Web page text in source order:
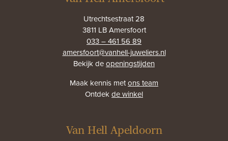
Utrechtsestraat 28
3811 LB Amersfoort
033 – 461 56 89
amersfoort@vanhell-juweliers.nl
Bekijk deopeningstijden
Maak kennis metons team
Ontdekde winkel
Van Hell Apeldoorn